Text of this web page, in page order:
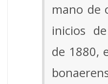
mano de
inicios
de 1880,